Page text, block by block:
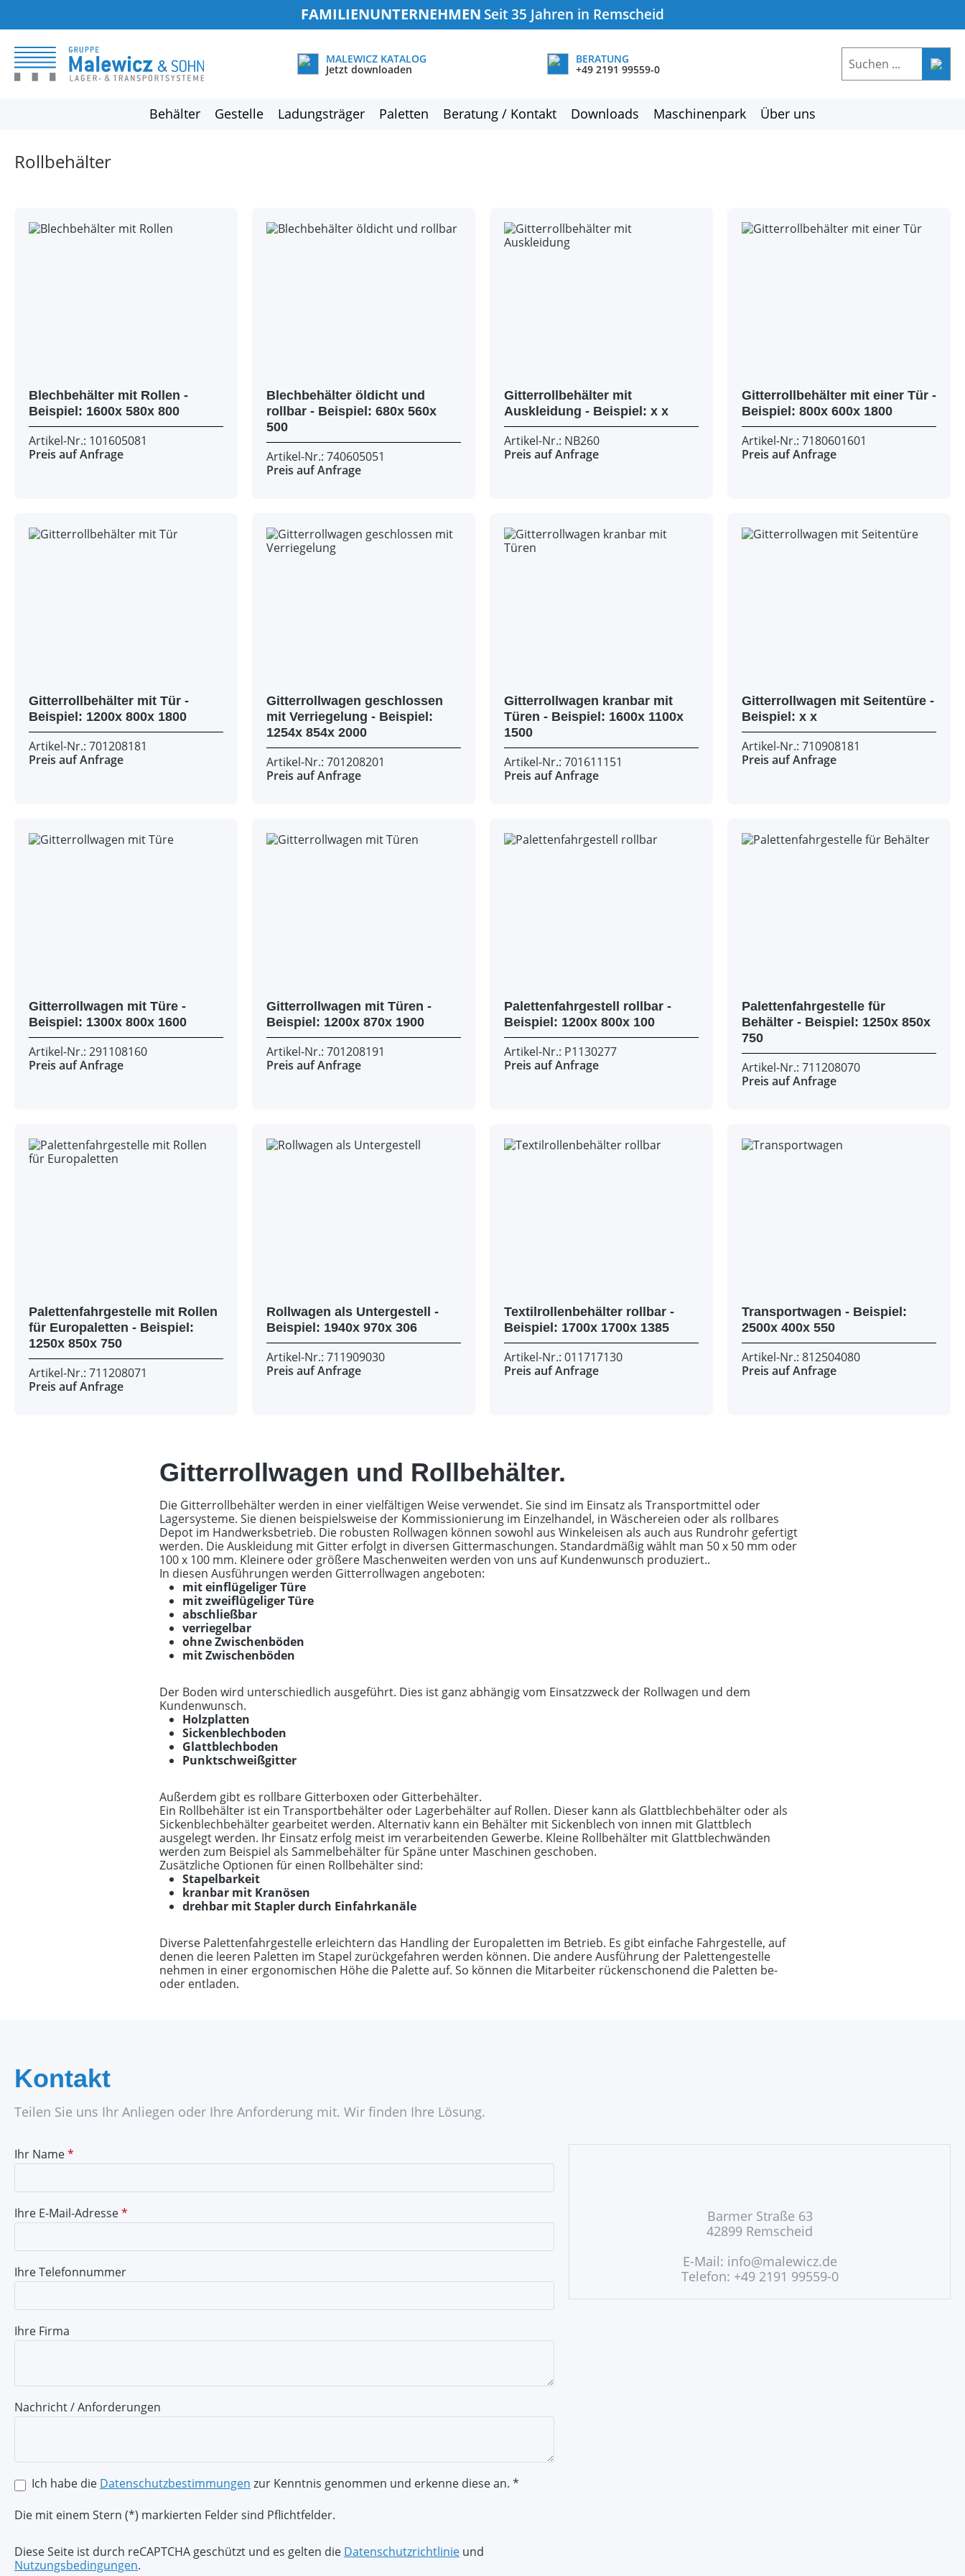
FAMILIENUNTERNEHMEN Seit 35 Jahren in Remscheid
MALEWICZ KATALOG
Jetzt downloaden
BERATUNG
+49 2191 99559-0
Behälter Gestelle Ladungsträger Paletten Beratung / Kontakt Downloads Maschinenpark Über uns
Rollbehälter
Blechbehälter mit Rollen -
Beispiel: 1600x 580x 800
Artikel-Nr.: 101605081
Preis auf Anfrage
Blechbehälter öldicht und
rollbar - Beispiel: 680x 560x
500
Artikel-Nr.: 740605051
Preis auf Anfrage
Gitterrollbehälter mit
Auskleidung - Beispiel: x x
Artikel-Nr.: NB260
Preis auf Anfrage
Gitterrollbehälter mit einer Tür -
Beispiel: 800x 600x 1800
Artikel-Nr.: 7180601601
Preis auf Anfrage
Gitterrollbehälter mit Tür -
Beispiel: 1200x 800x 1800
Artikel-Nr.: 701208181
Preis auf Anfrage
Gitterrollwagen geschlossen
mit Verriegelung - Beispiel:
1254x 854x 2000
Artikel-Nr.: 701208201
Preis auf Anfrage
Gitterrollwagen kranbar mit
Türen - Beispiel: 1600x 1100x
1500
Artikel-Nr.: 701611151
Preis auf Anfrage
Gitterrollwagen mit Seitentüre -
Beispiel: x x
Artikel-Nr.: 710908181
Preis auf Anfrage
Gitterrollwagen mit Türe -
Beispiel: 1300x 800x 1600
Artikel-Nr.: 291108160
Preis auf Anfrage
Gitterrollwagen mit Türen -
Beispiel: 1200x 870x 1900
Artikel-Nr.: 701208191
Preis auf Anfrage
Palettenfahrgestell rollbar -
Beispiel: 1200x 800x 100
Artikel-Nr.: P1130277
Preis auf Anfrage
Palettenfahrgestelle für
Behälter - Beispiel: 1250x 850x
750
Artikel-Nr.: 711208070
Preis auf Anfrage
Palettenfahrgestelle mit Rollen
für Europaletten - Beispiel:
1250x 850x 750
Artikel-Nr.: 711208071
Preis auf Anfrage
Rollwagen als Untergestell -
Beispiel: 1940x 970x 306
Artikel-Nr.: 711909030
Preis auf Anfrage
Textilrollenbehälter rollbar -
Beispiel: 1700x 1700x 1385
Artikel-Nr.: 011717130
Preis auf Anfrage
Transportwagen - Beispiel:
2500x 400x 550
Artikel-Nr.: 812504080
Preis auf Anfrage
Gitterrollwagen und Rollbehälter.
Die Gitterrollbehälter werden in einer vielfältigen Weise verwendet. Sie sind im Einsatz als Transportmittel oder
Lagersysteme. Sie dienen beispielsweise der Kommissionierung im Einzelhandel, in Wäschereien oder als rollbares
Depot im Handwerksbetrieb. Die robusten Rollwagen können sowohl aus Winkeleisen als auch aus Rundrohr gefertigt
werden. Die Auskleidung mit Gitter erfolgt in diversen Gittermaschungen. Standardmäßig wählt man 50 x 50 mm oder
100 x 100 mm. Kleinere oder größere Maschenweiten werden von uns auf Kundenwunsch produziert..
In diesen Ausführungen werden Gitterrollwagen angeboten:
mit einflügeliger Türe
mit zweiflügeliger Türe
abschließbar
verriegelbar
ohne Zwischenböden
mit Zwischenböden
Der Boden wird unterschiedlich ausgeführt. Dies ist ganz abhängig vom Einsatzzweck der Rollwagen und dem
Kundenwunsch.
Holzplatten
Sickenblechboden
Glattblechboden
Punktschweißgitter
Außerdem gibt es rollbare Gitterboxen oder Gitterbehälter.
Ein Rollbehälter ist ein Transportbehälter oder Lagerbehälter auf Rollen. Dieser kann als Glattblechbehälter oder als
Sickenblechbehälter gearbeitet werden. Alternativ kann ein Behälter mit Sickenblech von innen mit Glattblech
ausgelegt werden. Ihr Einsatz erfolg meist im verarbeitenden Gewerbe. Kleine Rollbehälter mit Glattblechwänden
werden zum Beispiel als Sammelbehälter für Späne unter Maschinen geschoben.
Zusätzliche Optionen für einen Rollbehälter sind:
Stapelbarkeit
kranbar mit Kranösen
drehbar mit Stapler durch Einfahrkanäle
Diverse Palettenfahrgestelle erleichtern das Handling der Europaletten im Betrieb. Es gibt einfache Fahrgestelle, auf
denen die leeren Paletten im Stapel zurückgefahren werden können. Die andere Ausführung der Palettengestelle
nehmen in einer ergonomischen Höhe die Palette auf. So können die Mitarbeiter rückenschonend die Paletten be-
oder entladen.
Kontakt
Teilen Sie uns Ihr Anliegen oder Ihre Anforderung mit. Wir finden Ihre Lösung.
Ihr Name*
Ihre E-Mail-Adresse*
Ihre Telefonnummer
Ihre Firma
Nachricht / Anforderungen
Ich habe die Datenschutzbestimmungen zur Kenntnis genommen und erkenne diese an. *
Die mit einem Stern (*) markierten Felder sind Pflichtfelder.
Diese Seite ist durch reCAPTCHA geschützt und es gelten die Datenschutzrichtlinie und
Nutzungsbedingungen.
Barmer Straße 63
42899 Remscheid
E-Mail: info@malewicz.de
Telefon: +49 2191 99559-0